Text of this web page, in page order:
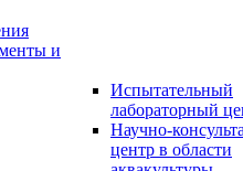
и
Испытательный
лабораторный
Научно-
центр в области